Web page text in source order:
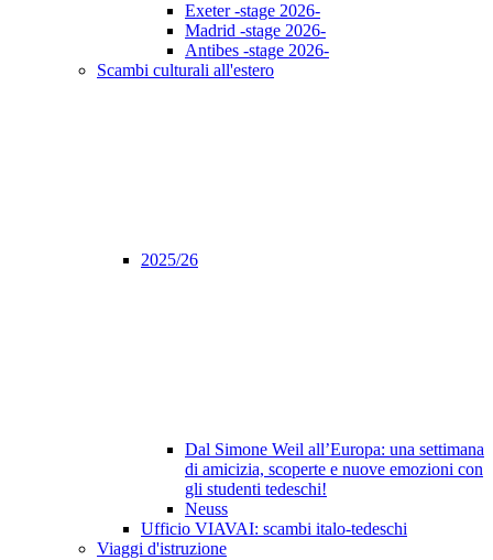
Exeter -stage 2026-
Madrid -stage 2026-
Antibes -stage 2026-
Scambi culturali all'estero
2025/26
Dal Simone Weil all’Europa: una settimana
di amicizia, scoperte e nuove emozioni con
gli studenti tedeschi!
Neuss
Ufficio VIAVAI: scambi italo-tedeschi
Viaggi d'istruzione